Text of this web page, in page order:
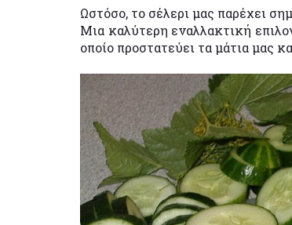
Ωστόσο, το σέλερι μας παρέχει
Μια καλύτερη εναλλακτική
οποίο προστατεύει τα μάτια μας